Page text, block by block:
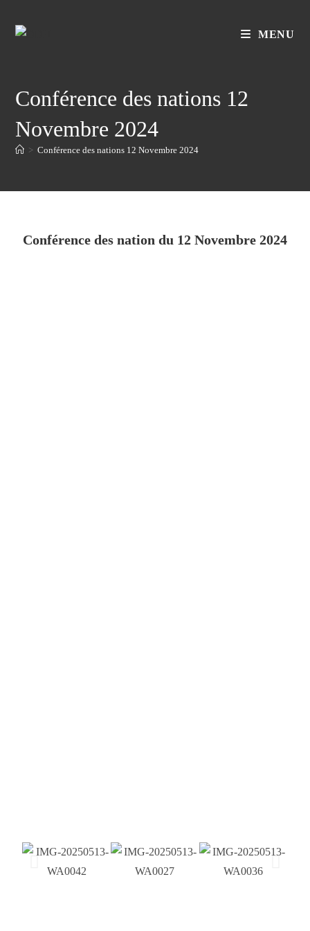
MENU
Conférence des nations 12
Novembre 2024
> Conférence des nations 12 Novembre 2024
Conférence des nation du 12 Novembre 2024